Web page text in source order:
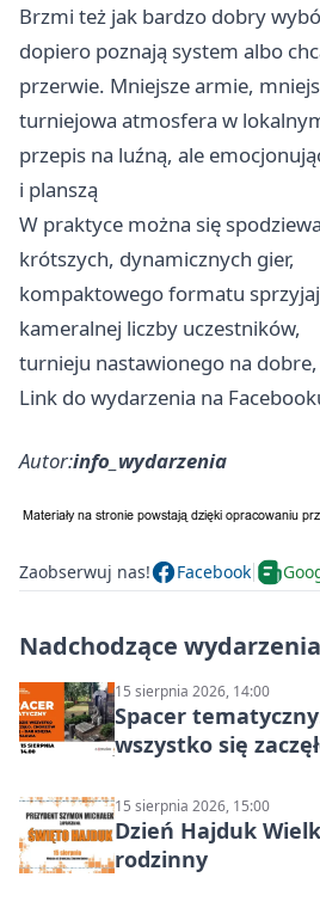
Brzmi też jak bardzo dobry
dopiero poznają system albo
przerwie. Mniejsze armie,
turniejowa atmosfera w
przepis na luźną, ale
i planszą
W praktyce można się
krótszych, dynamicznych gier,
kompaktowego formatu
kameralnej liczby uczestników,
turnieju nastawionego na
Link do wydarzenia na
Autor:info_wydarzenia
Zaobserwuj nas! Facebook
Nadchodzące wydarzenia
15 sierpnia 2026, 14:00
Spacer
wszystko się
15 sierpnia 2026, 15:00
Dzień Hajduk
rodzinny